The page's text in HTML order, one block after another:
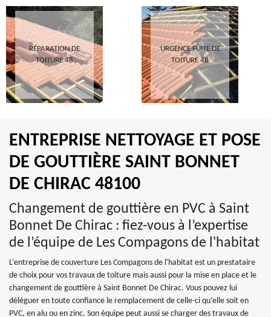
RÉPARATION DE
TOITURE 48
URGENCE FUITE DE
TOITURE 48
ENTREPRISE NETTOYAGE ET POSE
DE GOUTTIÈRE SAINT BONNET
DE CHIRAC 48100
Changement de gouttière en PVC à Saint
Bonnet De Chirac : fiez-vous à l’expertise
de l’équipe de Les Compagons de l'habitat
L’entreprise de couverture Les Compagons de l'habitat est un prestataire
de choix pour vos travaux de toiture mais aussi pour la mise en place et le
changement de gouttière à Saint Bonnet De Chirac. Vous pouvez lui
déléguer en toute confiance le remplacement de celle-ci qu’elle soit en
PVC, en alu ou en zinc. Son équipe peut aussi se charger des travaux de